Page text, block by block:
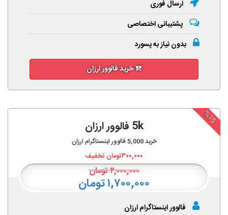
ارسال فوری
پشتیبانی اختصاصی
بدون نیاز به پسورد
خرید فالوور ارزان
%15
5k فالوور ارزان
خرید5,000فالوور اینستاگرام ارزان
۳۰۰,۰۰۰تومان تخفیف
۲,۰۰۰,۰۰۰تومان
۱,۷۰۰,۰۰۰ تومان
فالوور اینستاگرام ارزان